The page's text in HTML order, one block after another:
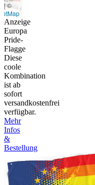
|©
Anzeige
Europa
Pride-
Flagge
Diese
coole
Kombination
ist ab
sofort
versandkostenfrei
verfügbar.
Mehr
Infos
&
Bestellung